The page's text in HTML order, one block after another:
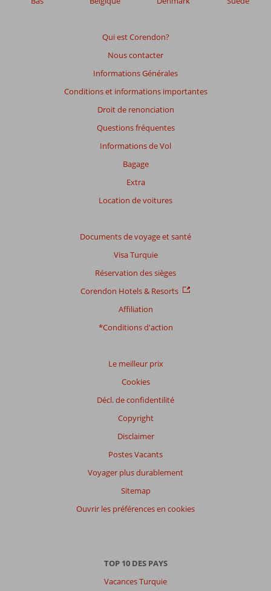
Qui est Corendon?
Nous contacter
Informations Générales
Conditions et informations importantes
Droit de renonciation
Questions fréquentes
Informations de Vol
Bagage
Extra
Location de voitures
Documents de voyage et santé
Visa Turquie
Réservation des sièges
Corendon Hotels & Resorts
Affiliation
*Conditions d'action
Le meilleur prix
Cookies
Décl. de confidentilité
Copyright
Disclaimer
Postes Vacants
Voyager plus durablement
Sitemap
Ouvrir les préférences en cookies
TOP 10 DES PAYS
Vacances Turquie